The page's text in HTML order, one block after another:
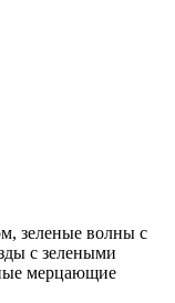
зеленые волны с
с зелеными
мерцающие